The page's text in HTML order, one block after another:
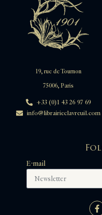
19, rue de Tournon
75006, Paris
+33 (0)1 43 26 97 69
info@librairieclavreuil.com
E-mail